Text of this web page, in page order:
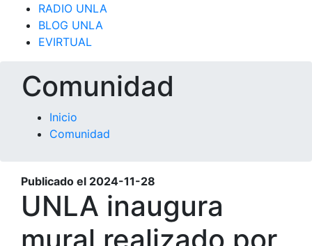
RADIO UNLA
BLOG UNLA
EVIRTUAL
Comunidad
Inicio
Comunidad
Publicado el 2024-11-28
UNLA inaugura
mural realizado por